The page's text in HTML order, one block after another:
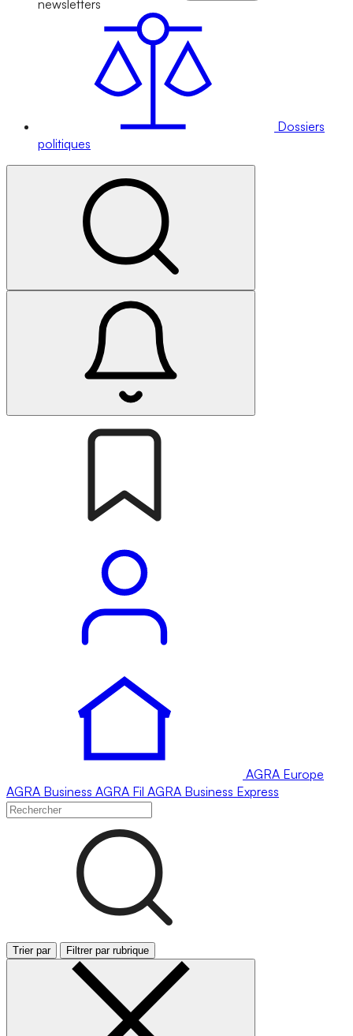
newsletters
Dossiers
politiques
AGRA Europe
AGRA Business AGRA Fil AGRA Business Express
Trier par Filtrer par rubrique